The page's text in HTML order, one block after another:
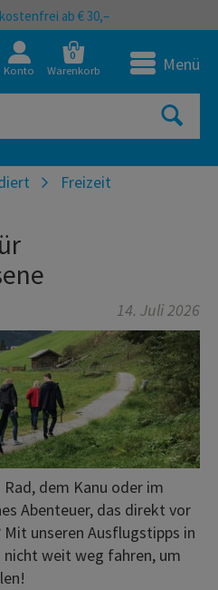
ab € 30,–
Konto
0
Warenkorb Menü
Freizeit
14. Juli 2026
dem Kanu oder im
Abenteuer, das direkt vor
unseren Ausflugstipps in
nicht weit weg fahren, um